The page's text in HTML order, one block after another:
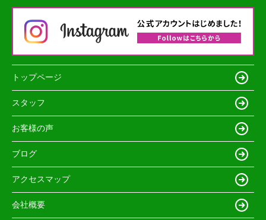
トップページ
スタッフ
お客様の声
ブログ
アクセスマップ
会社概要